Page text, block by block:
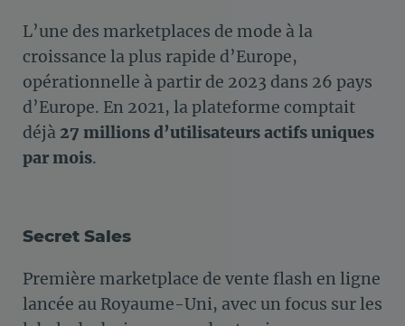
L’une des marketplaces de mode à la
croissance la plus rapide d’Europe,
opérationnelle à partir de 2023 dans 26 pays
d’Europe. En 2021, la plateforme comptait
déjà 27 millions d’utilisateurs actifs uniques
par mois.
Secret Sales
Première marketplace de vente flash en ligne
lancée au Royaume-Uni, avec un focus sur les